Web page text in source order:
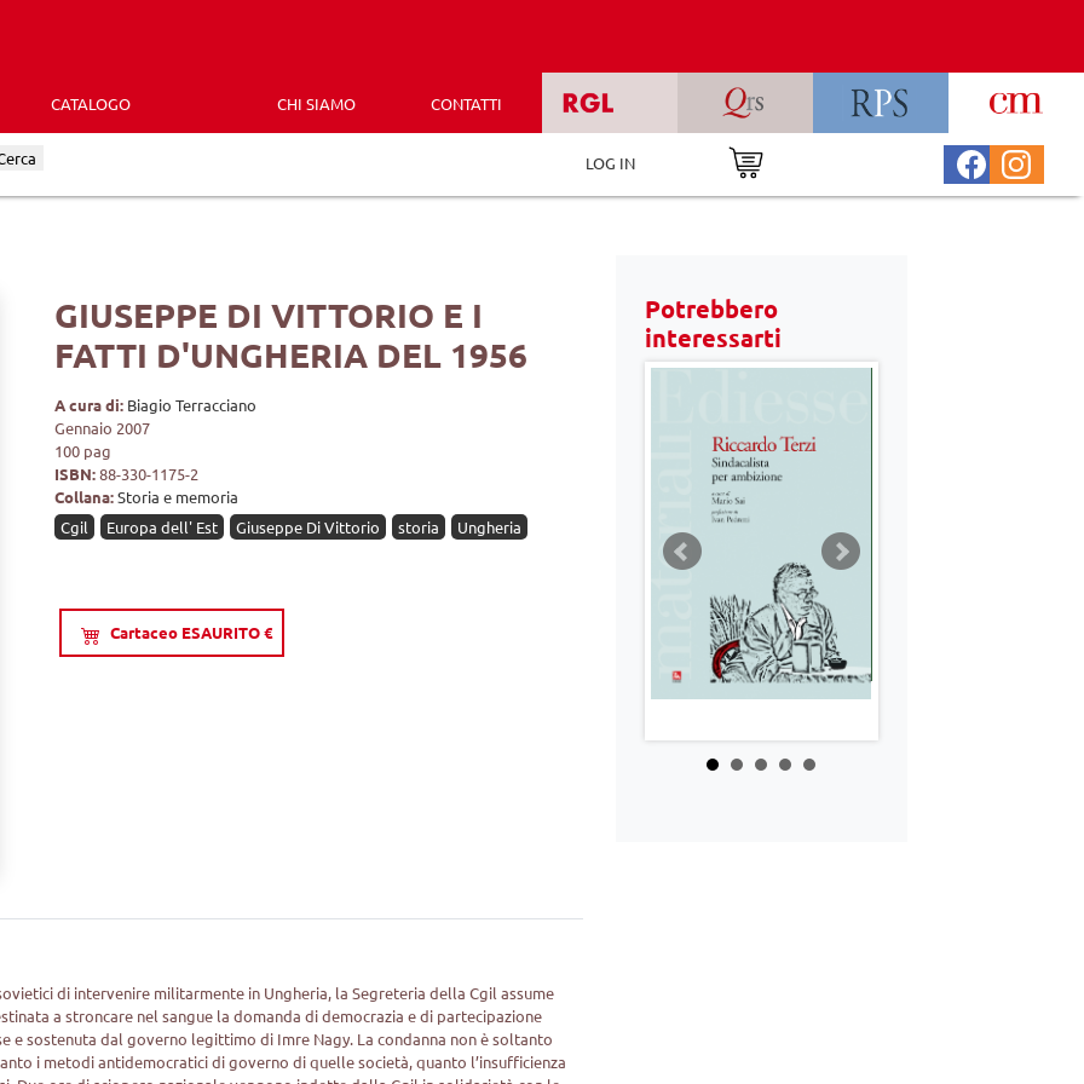
CATALOGO CHI SIAMO CONTATTI
LOG IN
GIUSEPPE DI VITTORIO E I
FATTI D'UNGHERIA DEL 1956
A cura di: Biagio Terracciano
Gennaio 2007
100 pag
ISBN:88-330-1175-2
Collana:Storia e memoria
Cgil
Europa dell' Est Giuseppe Di Vittorio storia Ungheria
Cartaceo ESAURITO €
di intervenire militarmente in Ungheria, la Segreteria della Cgil assume
a stroncare nel sangue la domanda di democrazia e di partecipazione
sostenuta dal governo legittimo di Imre Nagy. La condanna non è soltanto
i metodi antidemocratici di governo di quelle società, quanto l’insufficienza
Potrebbero
interessarti